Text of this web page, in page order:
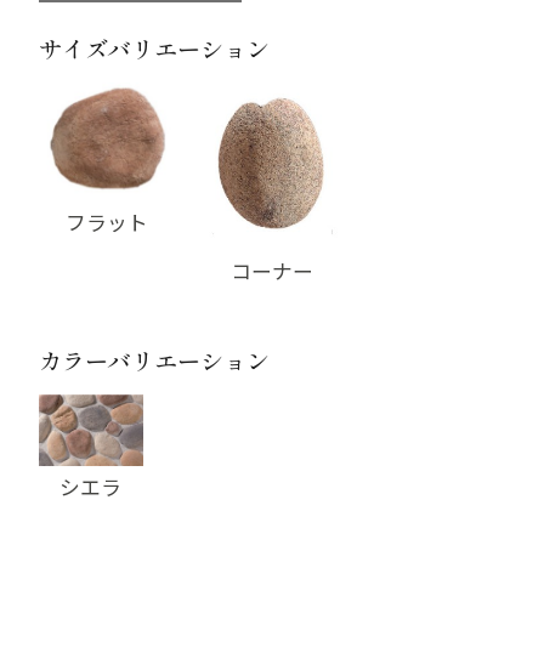
サイズバリエーション
フラット
コーナー
カラーバリエーション
シエラ